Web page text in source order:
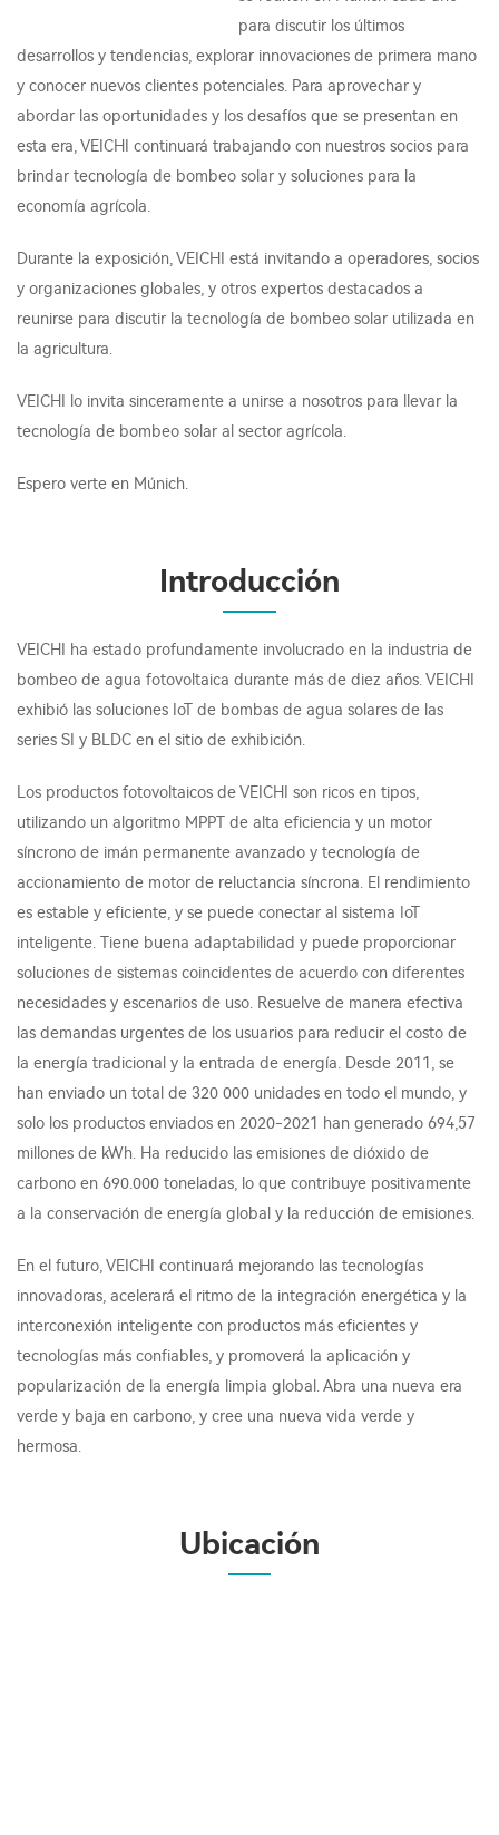
para discutir los últimos
desarrollos y tendencias, explorar innovaciones de primera mano
y conocer nuevos clientes potenciales. Para aprovechar y
abordar las oportunidades y los desafíos que se presentan en
esta era, VEICHI continuará trabajando con nuestros socios para
brindar tecnología de bombeo solar y soluciones para la
economía agrícola.
Durante la exposición, VEICHI está invitando a operadores, socios
y organizaciones globales, y otros expertos destacados a
reunirse para discutir la tecnología de bombeo solar utilizada en
la agricultura.
VEICHI lo invita sinceramente a unirse a nosotros para llevar la
tecnología de bombeo solar al sector agrícola.
Espero verte en Múnich.
Introducción
VEICHI ha estado profundamente involucrado en la industria de
bombeo de agua fotovoltaica durante más de diez años. VEICHI
exhibió las soluciones IoT de bombas de agua solares de las
series SI y BLDC en el sitio de exhibición.
Los productos fotovoltaicos de VEICHI son ricos en tipos,
utilizando un algoritmo MPPT de alta eficiencia y un motor
síncrono de imán permanente avanzado y tecnología de
accionamiento de motor de reluctancia síncrona. El rendimiento
es estable y eficiente, y se puede conectar al sistema IoT
inteligente. Tiene buena adaptabilidad y puede proporcionar
soluciones de sistemas coincidentes de acuerdo con diferentes
necesidades y escenarios de uso. Resuelve de manera efectiva
las demandas urgentes de los usuarios para reducir el costo de
la energía tradicional y la entrada de energía. Desde 2011, se
han enviado un total de 320 000 unidades en todo el mundo, y
solo los productos enviados en 2020-2021 han generado 694,57
millones de kWh. Ha reducido las emisiones de dióxido de
carbono en 690.000 toneladas, lo que contribuye positivamente
a la conservación de energía global y la reducción de emisiones.
En el futuro, VEICHI continuará mejorando las tecnologías
innovadoras, acelerará el ritmo de la integración energética y la
interconexión inteligente con productos más eficientes y
tecnologías más confiables, y promoverá la aplicación y
popularización de la energía limpia global. Abra una nueva era
verde y baja en carbono, y cree una nueva vida verde y
hermosa.
Ubicación